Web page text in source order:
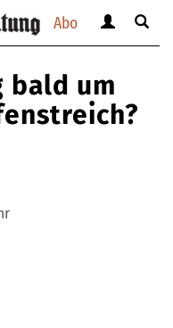
Abo
anzeigen
verbergen
Suche
bald um